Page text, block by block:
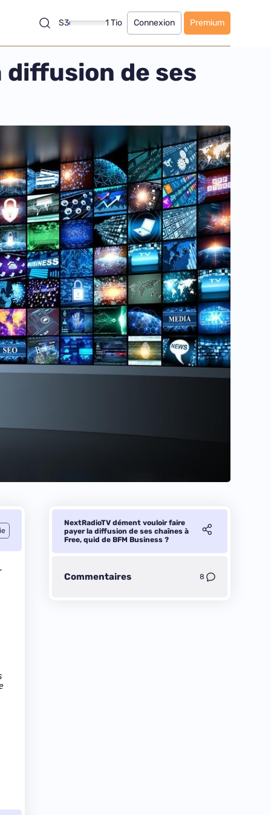
S3 1 Tio Connexion Premium
diffusion de ses
NextRadioTV dément vouloir faire
payer la diffusion de ses chaînes à
Free, quid de BFM Business ?
Commentaires 8